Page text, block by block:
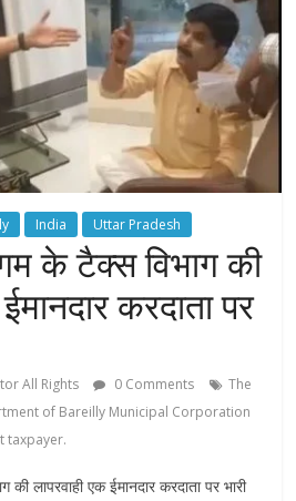
India Uttar Pradesh
के टैक्स विभाग की
करदाता पर
All Rights 0 Comments
The
of Bareilly Municipal Corporation
taxpayer.
लापरवाही एक ईमानदार करदाता पर भारी